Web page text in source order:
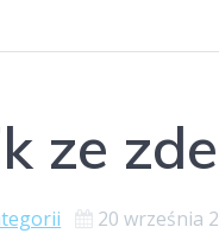
ze
20 września